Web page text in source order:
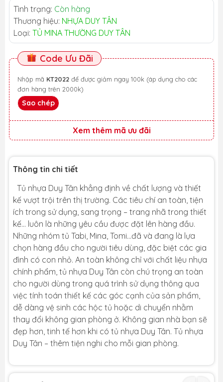
Tình trạng: Còn hàng
Thương hiệu: NHỰA DUY TÂN
Loại: TỦ MINA THƯỜNG DUY TÂN
Code Ưu Đãi
Nhập mã KT2022
đơn hàng trên 2000k)
Sao chép
Xem thêm mã ưu đãi
Thông tin chi tiết
Tủ nhựa Duy Tân khẳng định về chất lượng và thiết
kế vượt trội trên thị trường. Các tiêu chí an toàn, tiện
ích trong sử dụng, sang trọng – trang nhã trong thiết
kế… luôn là những yêu cầu được đặt lên hàng đầu.
Những nhóm tủ Tabi, Mina, Tomi…đã và đang là lựa
chọn hàng đầu cho người tiêu dùng, đặc biệt các gia
đình có con nhỏ. An toàn không chỉ với chất liệu nhựa
chính phẩm, tủ nhựa Duy Tân còn chú trọng an toàn
cho người dùng trong quá trình sử dụng thông qua
việc tính toán thiết kế các góc cạnh của sản phẩm,
dễ dàng vệ sinh các hộc tủ hoặc di chuyển nhằm
thay đổi không gian phòng ở. Không gian nhà bạn sẽ
đẹp hơn, tinh tế hơn khi có tủ nhựa Duy Tân. Tủ nhựa
Duy Tân – thêm tiện nghi cho mỗi gian phòng.